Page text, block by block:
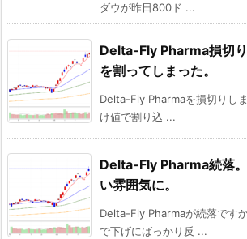
ダウが昨日800ド ...
Delta-Fly Pharma損切
を割ってしまった。
Delta-Fly Pharmaを損切りし
け値で割り込 ...
Delta-Fly Pharma続落
い雰囲気に。
Delta-Fly Pharmaが続落です
で下げにばっかり反 ...